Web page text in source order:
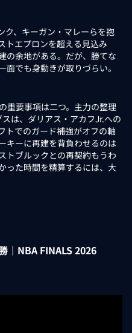
、キーガン・マレーらを抱
トエプロンを超える見込み
の余地がある。だが、勝てな
でも身動きが取りづらい。
重要事項は二つ。主力の整理
は、ダリアス・アカフJr.への
トでのガード補強がオフの軸
キーに再建を背負わせるのは
トブルックとの再契約もうわ
った時間を精算するには、大
｜NBA FINALS 2026